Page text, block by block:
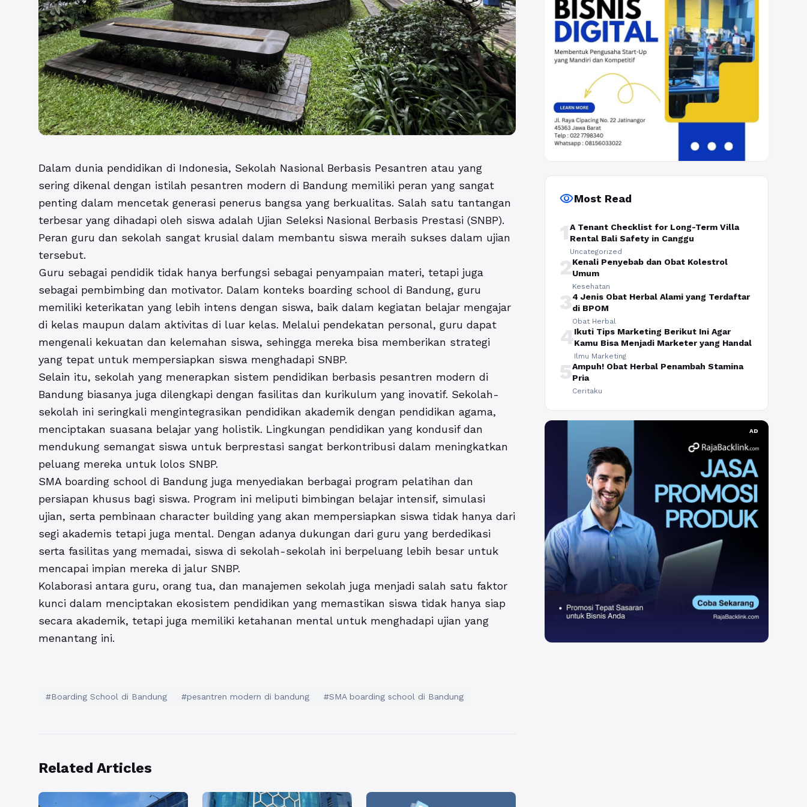
Dalam dunia pendidikan di Indonesia, Sekolah Nasional Berbasis Pesantren atau yang
sering dikenal dengan istilah pesantren modern di Bandung memiliki peran yang sangat
penting dalam mencetak generasi penerus bangsa yang berkualitas. Salah satu tantangan
terbesar yang dihadapi oleh siswa adalah Ujian Seleksi Nasional Berbasis Prestasi (SNBP).
Peran guru dan sekolah sangat krusial dalam membantu siswa meraih sukses dalam ujian
tersebut.
Guru sebagai pendidik tidak hanya berfungsi sebagai penyampaian materi, tetapi juga
sebagai pembimbing dan motivator. Dalam konteks boarding school di Bandung, guru
memiliki keterikatan yang lebih intens dengan siswa, baik dalam kegiatan belajar mengajar
di kelas maupun dalam aktivitas di luar kelas. Melalui pendekatan personal, guru dapat
mengenali kekuatan dan kelemahan siswa, sehingga mereka bisa memberikan strategi
yang tepat untuk mempersiapkan siswa menghadapi SNBP.
Selain itu, sekolah yang menerapkan sistem pendidikan berbasis pesantren modern di
Bandung biasanya juga dilengkapi dengan fasilitas dan kurikulum yang inovatif. Sekolah-
sekolah ini seringkali mengintegrasikan pendidikan akademik dengan pendidikan agama,
menciptakan suasana belajar yang holistik. Lingkungan pendidikan yang kondusif dan
mendukung semangat siswa untuk berprestasi sangat berkontribusi dalam meningkatkan
peluang mereka untuk lolos SNBP.
SMA boarding school di Bandung juga menyediakan berbagai program pelatihan dan
persiapan khusus bagi siswa. Program ini meliputi bimbingan belajar intensif, simulasi
ujian, serta pembinaan character building yang akan mempersiapkan siswa tidak hanya dari
segi akademis tetapi juga mental. Dengan adanya dukungan dari guru yang berdedikasi
serta fasilitas yang memadai, siswa di sekolah-sekolah ini berpeluang lebih besar untuk
mencapai impian mereka di jalur SNBP.
Kolaborasi antara guru, orang tua, dan manajemen sekolah juga menjadi salah satu faktor
kunci dalam menciptakan ekosistem pendidikan yang memastikan siswa tidak hanya siap
secara akademik, tetapi juga memiliki ketahanan mental untuk menghadapi ujian yang
menantang ini.
#Boarding School di Bandung #pesantren modern di bandung #SMA boarding school di Bandung
Related Articles
visibilityMost Read
1A Tenant Checklist for Long-Term Villa
Rental Bali Safety in Canggu
Uncategorized
2Kenali Penyebab dan Obat Kolestrol
Umum
Kesehatan
34 Jenis Obat Herbal Alami yang Terdaftar
di BPOM
Obat Herbal
4Ikuti Tips Marketing Berikut Ini Agar
Kamu Bisa Menjadi Marketer yang Handal
Ilmu Marketing
5Ampuh! Obat Herbal Penambah Stamina
Pria
Ceritaku
AD